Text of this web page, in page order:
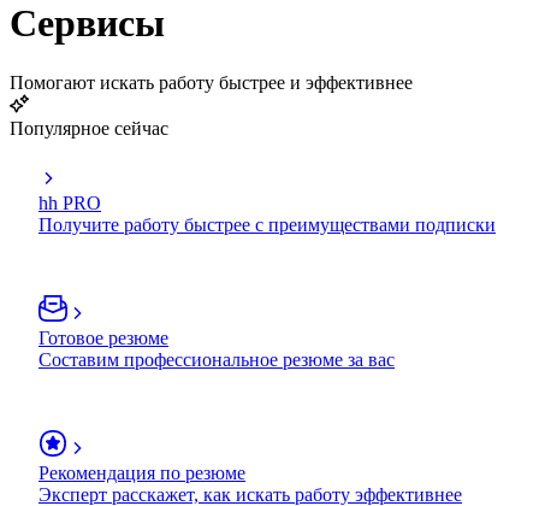
Сервисы
Помогают искать работу быстрее и эффективнее
Популярное сейчас
hh PRO
Получите работу быстрее с преимуществами подписки
Готовое резюме
Составим профессиональное резюме за вас
Рекомендация по резюме
Эксперт расскажет, как искать работу эффективнее